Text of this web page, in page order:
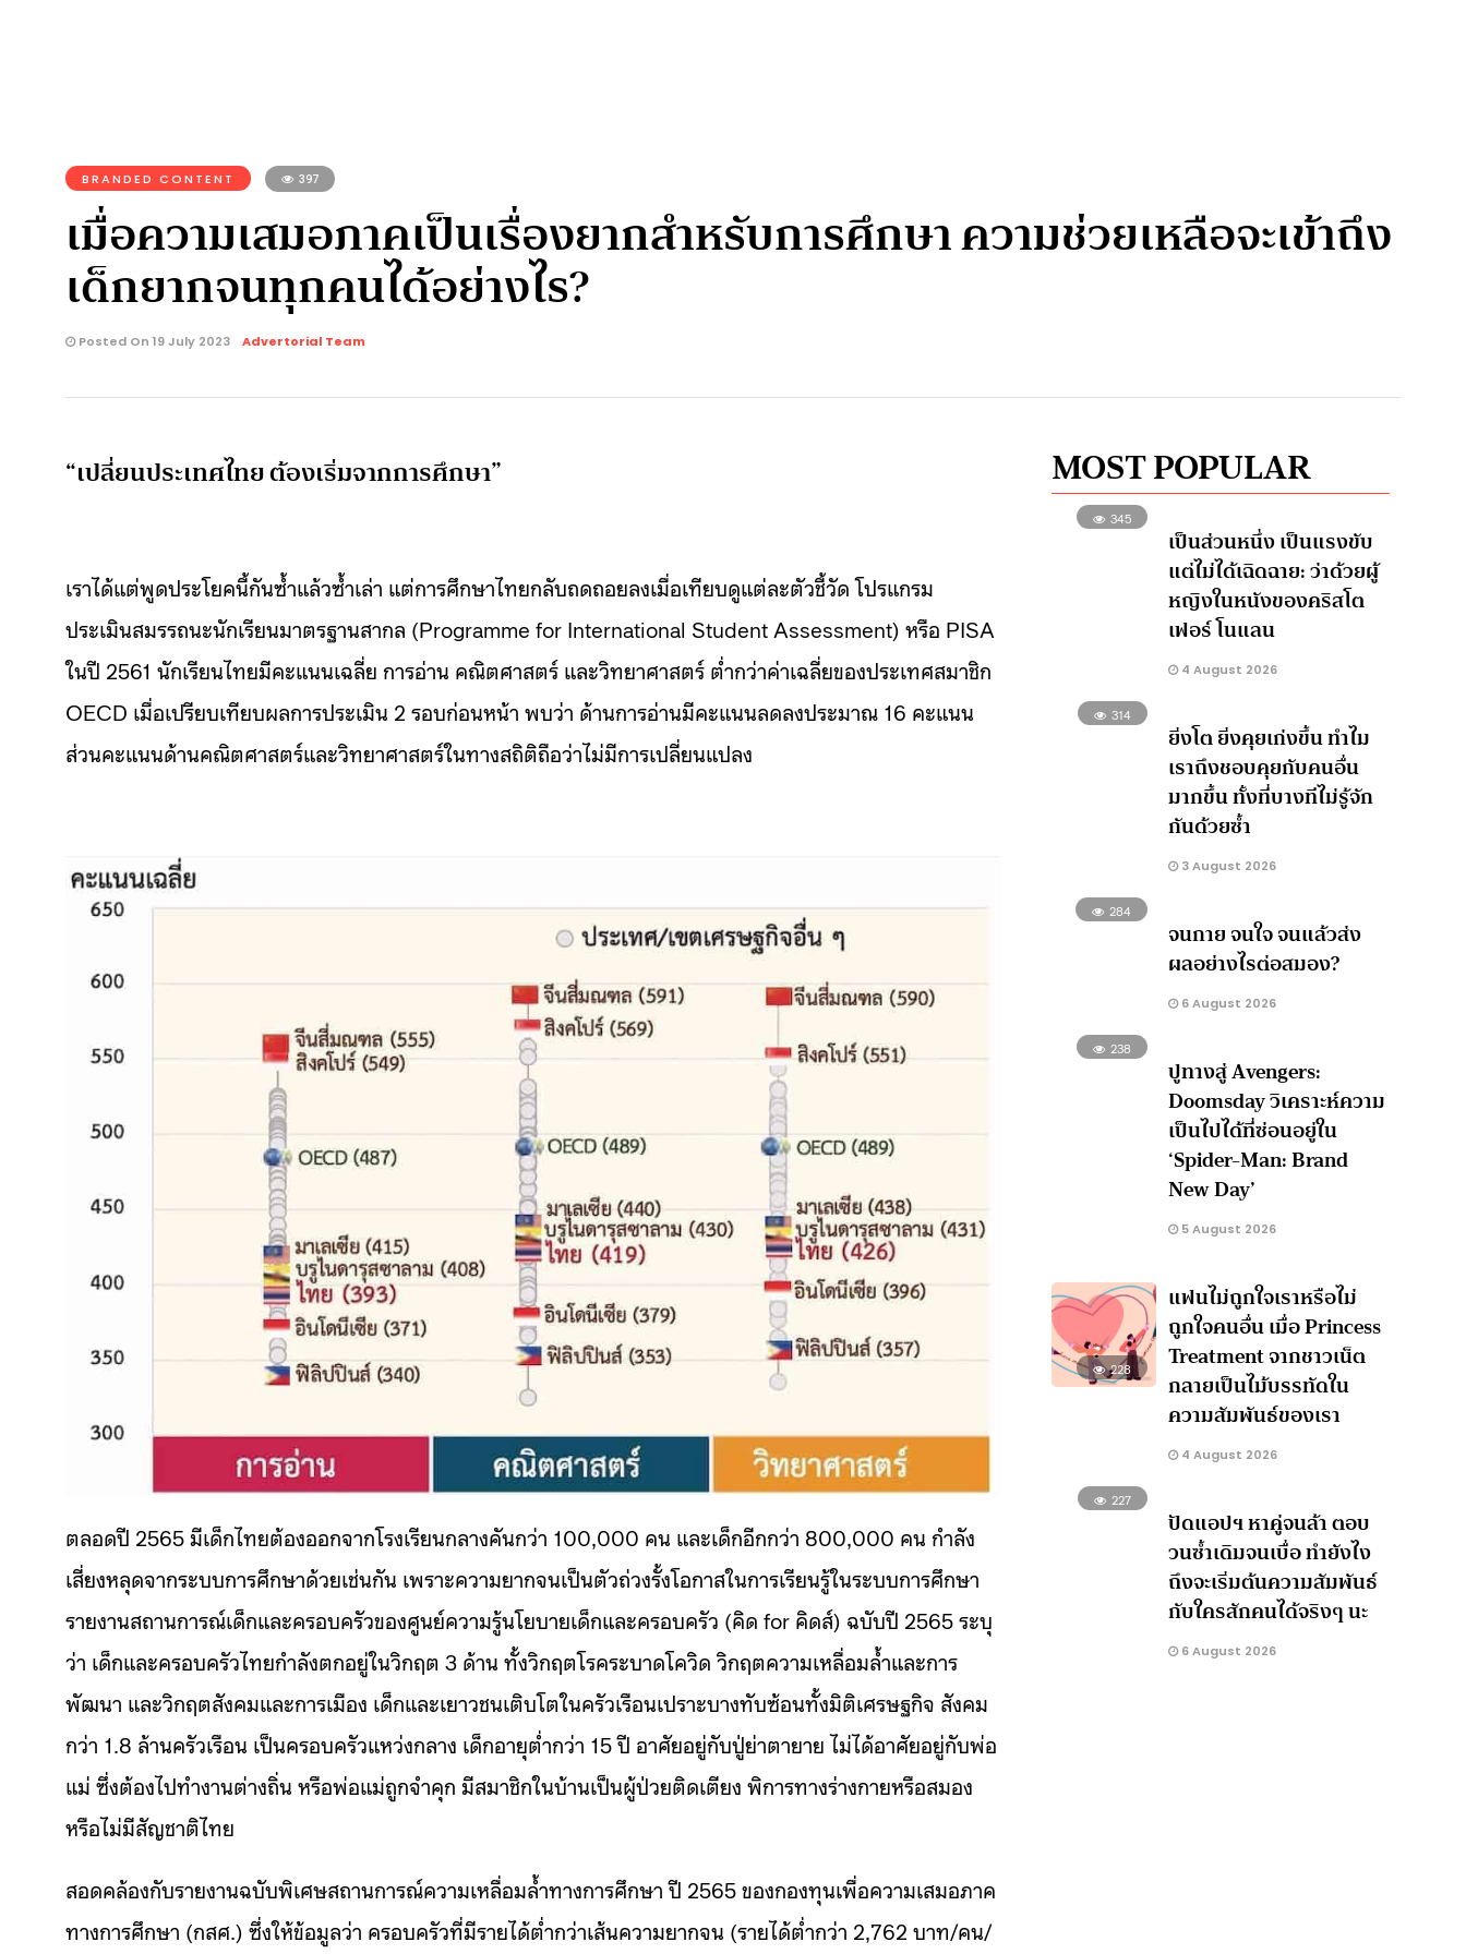
BRANDED CONTENT 397
เมื่อความเสมอภาคเป็นเรื่องยากสำหรับการศึกษา ความช่วยเหลือจะเข้าถึง
เด็กยากจนทุกคนได้อย่างไร?
Posted On 19 July 2023 Advertorial Team
“เปลี่ยนประเทศไทย ต้องเริ่มจากการศึกษา”
เราได้แต่พูดประโยคนี้กันซ้ำแล้วซ้ำเล่า แต่การศึกษาไทยกลับถดถอยลงเมื่อเทียบดูแต่ละตัวชี้วัด โปรแกรม
ประเมินสมรรถนะนักเรียนมาตรฐานสากล (Programme for International Student Assessment) หรือ PISA
ในปี 2561 นักเรียนไทยมีคะแนนเฉลี่ย การอ่าน คณิตศาสตร์ และวิทยาศาสตร์ ต่ำกว่าค่าเฉลี่ยของประเทศสมาชิก
OECD เมื่อเปรียบเทียบผลการประเมิน 2 รอบก่อนหน้า พบว่า ด้านการอ่านมีคะแนนลดลงประมาณ 16 คะแนน
ส่วนคะแนนด้านคณิตศาสตร์และวิทยาศาสตร์ในทางสถิติถือว่าไม่มีการเปลี่ยนแปลง
ตลอดปี 2565 มีเด็กไทยต้องออกจากโรงเรียนกลางคันกว่า 100,000 คน และเด็กอีกกว่า 800,000 คน กำลัง
เสี่ยงหลุดจากระบบการศึกษาด้วยเช่นกัน เพราะความยากจนเป็นตัวถ่วงรั้งโอกาสในการเรียนรู้ในระบบการศึกษา
รายงานสถานการณ์เด็กและครอบครัวของศูนย์ความรู้นโยบายเด็กและครอบครัว (คิด for คิดส์) ฉบับปี 2565 ระบุ
ว่า เด็กและครอบครัวไทยกำลังตกอยู่ในวิกฤต 3 ด้าน ทั้งวิกฤตโรคระบาดโควิด วิกฤตความเหลื่อมล้ำและการ
พัฒนา และวิกฤตสังคมและการเมือง เด็กและเยาวชนเติบโตในครัวเรือนเปราะบางทับซ้อนทั้งมิติเศรษฐกิจ สังคม
กว่า 1.8 ล้านครัวเรือน เป็นครอบครัวแหว่งกลาง เด็กอายุต่ำกว่า 15 ปี อาศัยอยู่กับปู่ย่าตายาย ไม่ได้อาศัยอยู่กับพ่อ
แม่ ซึ่งต้องไปทำงานต่างถิ่น หรือพ่อแม่ถูกจำคุก มีสมาชิกในบ้านเป็นผู้ป่วยติดเตียง พิการทางร่างกายหรือสมอง
หรือไม่มีสัญชาติไทย
สอดคล้องกับรายงานฉบับพิเศษสถานการณ์ความเหลื่อมล้ำทางการศึกษา ปี 2565 ของกองทุนเพื่อความเสมอภาค
ทางการศึกษา (กสศ.) ซึ่งให้ข้อมูลว่า ครอบครัวที่มีรายได้ต่ำกว่าเส้นความยากจน (รายได้ต่ำกว่า 2,762 บาท/คน/
MOST POPULAR
345
เป็นส่วนหนึ่ง เป็นแรงขับ
แต่ไม่ได้เฉิดฉาย: ว่าด้วยผู้
หญิงในหนังของคริสโต
เฟอร์ โนแลน
4 August 2026
314
ยิ่งโต ยิ่งคุยเก่งขึ้น ทำไม
เราถึงชอบคุยกับคนอื่น
มากขึ้น ทั้งที่บางทีไม่รู้จัก
กันด้วยซ้ำ
3 August 2026
284
จนกาย จนใจ จนแล้วส่ง
ผลอย่างไรต่อสมอง?
6 August 2026
238
ปูทางสู่ Avengers:
Doomsday วิเคราะห์ความ
เป็นไปได้ที่ซ่อนอยู่ใน
‘Spider-Man: Brand
New Day’
5 August 2026
228
แฟนไม่ถูกใจเราหรือไม่
ถูกใจคนอื่น เมื่อ Princess
Treatment จากชาวเน็ต
กลายเป็นไม้บรรทัดใน
ความสัมพันธ์ของเรา
4 August 2026
227
ปัดแอปฯ หาคู่จนล้า ตอบ
วนซ้ำเดิมจนเบื่อ ทำยังไง
ถึงจะเริ่มต้นความสัมพันธ์
กับใครสักคนได้จริงๆ นะ
6 August 2026